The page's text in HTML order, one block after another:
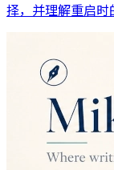
择，并理解重启